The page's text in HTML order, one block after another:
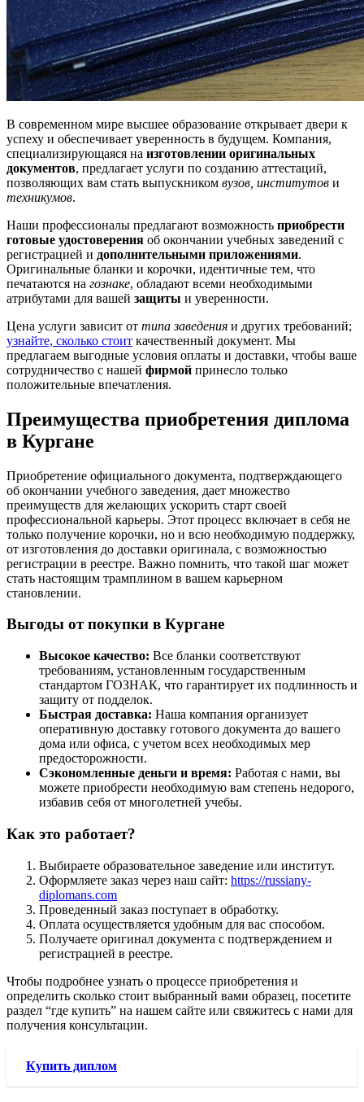
В современном мире высшее образование открывает двери к
успеху и обеспечивает уверенность в будущем. Компания,
специализирующаяся на изготовлении оригинальных
документов, предлагает услуги по созданию аттестаций,
позволяющих вам стать выпускником вузов, институтов и
техникумов.
Наши профессионалы предлагают возможность приобрести
готовые удостоверения об окончании учебных заведений с
регистрацией и дополнительными приложениями.
Оригинальные бланки и корочки, идентичные тем, что
печатаются на гознаке, обладают всеми необходимыми
атрибутами для вашей защиты и уверенности.
Цена услуги зависит от типа заведения и других требований;
узнайте, сколько стоит качественный документ. Мы
предлагаем выгодные условия оплаты и доставки, чтобы ваше
сотрудничество с нашей фирмой принесло только
положительные впечатления.
Преимущества приобретения диплома
в Кургане
Приобретение официального документа, подтверждающего
об окончании учебного заведения, дает множество
преимуществ для желающих ускорить старт своей
профессиональной карьеры. Этот процесс включает в себя не
только получение корочки, но и всю необходимую поддержку,
от изготовления до доставки оригинала, с возможностью
регистрации в реестре. Важно помнить, что такой шаг может
стать настоящим трамплином в вашем карьерном
становлении.
Выгоды от покупки в Кургане
Высокое качество: Все бланки соответствуют
требованиям, установленным государственным
стандартом ГОЗНАК, что гарантирует их подлинность и
защиту от подделок.
Быстрая доставка: Наша компания организует
оперативную доставку готового документа до вашего
дома или офиса, с учетом всех необходимых мер
предосторожности.
Сэкономленные деньги и время: Работая с нами, вы
можете приобрести необходимую вам степень недорого,
избавив себя от многолетней учебы.
Как это работает?
Выбираете образовательное заведение или институт.
Оформляете заказ через наш сайт: https://russiany-
diplomans.com
Проведенный заказ поступает в обработку.
Оплата осуществляется удобным для вас способом.
Получаете оригинал документа с подтверждением и
регистрацией в реестре.
Чтобы подробнее узнать о процессе приобретения и
определить сколько стоит выбранный вами образец, посетите
раздел “где купить” на нашем сайте или свяжитесь с нами для
получения консультации.
Купить диплом